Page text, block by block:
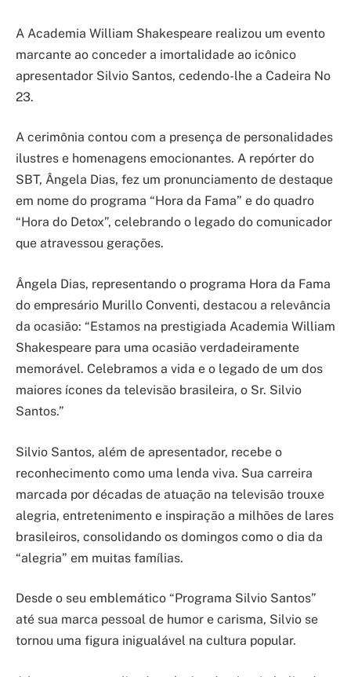
A Academia William Shakespeare realizou um evento
marcante ao conceder a imortalidade ao icônico
apresentador Silvio Santos, cedendo-lhe a Cadeira No
23.
A cerimônia contou com a presença de personalidades
ilustres e homenagens emocionantes. A repórter do
SBT, Ângela Dias, fez um pronunciamento de destaque
em nome do programa “Hora da Fama” e do quadro
“Hora do Detox”, celebrando o legado do comunicador
que atravessou gerações.
Ângela Dias, representando o programa Hora da Fama
do empresário Murillo Conventi, destacou a relevância
da ocasião: “Estamos na prestigiada Academia William
Shakespeare para uma ocasião verdadeiramente
memorável. Celebramos a vida e o legado de um dos
maiores ícones da televisão brasileira, o Sr. Silvio
Santos.”
Silvio Santos, além de apresentador, recebe o
reconhecimento como uma lenda viva. Sua carreira
marcada por décadas de atuação na televisão trouxe
alegria, entretenimento e inspiração a milhões de lares
brasileiros, consolidando os domingos como o dia da
“alegria” em muitas famílias.
Desde o seu emblemático “Programa Silvio Santos”
até sua marca pessoal de humor e carisma, Silvio se
tornou uma figura inigualável na cultura popular.